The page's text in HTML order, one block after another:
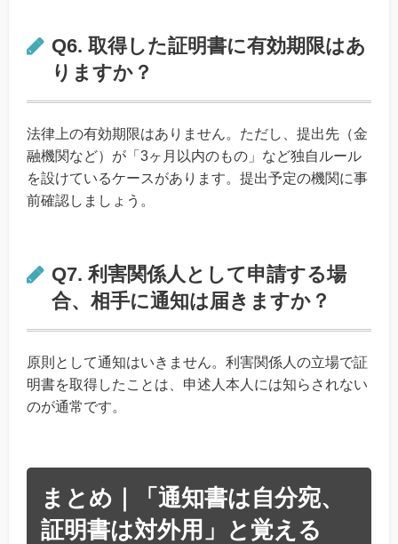
Q6. 取得した証明書に有効期限はあ
りますか？
法律上の有効期限はありません。ただし、提出先（金
融機関など）が「3ヶ月以内のもの」など独自ルール
を設けているケースがあります。提出予定の機関に事
前確認しましょう。
Q7. 利害関係人として申請する場
合、相手に通知は届きますか？
原則として通知はいきません。利害関係人の立場で証
明書を取得したことは、申述人本人には知らされない
のが通常です。
まとめ｜「通知書は自分宛、
証明書は対外用」と覚える